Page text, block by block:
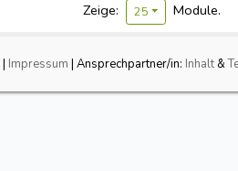
Zeige: 25 Module.
| Impressum | Ansprechpartner/in: Inhalt&